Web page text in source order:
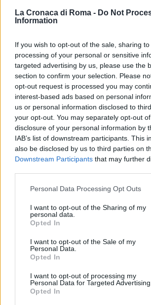
La Cronaca di Roma - Do Not
Information
If you wish to opt-out of the sale, sharing
processing of your personal or sensitive
targeted advertising by us, please use the
section to confirm your selection. Please
opt-out request is processed you may
interest-based ads based on personal
us or personal information disclosed to
your opt-out. You may separately opt-out
disclosure of your personal information by
IAB’s list of downstream participants. This
also be disclosed by us to third parties on
Downstream Participants that may further
Please note that this website/app uses one
not limited to your visit or usage behaviour.
grant or deny consent to Google and its
use your data for below specified purposes
consent section.
Personal Data Processing Opt Outs
I want to opt-out of the Sharing of my
personal data.
Opted In
I want to opt-out of the Sale of my
Personal Data.
Opted In
I want to opt-out of processing my
Personal Data for Targeted Advertising.
Opted In
fantasmi(Einaudi, 2018).
Teatro Biblioteca Quarticciolo ,
Castellaneta 10, il 9 febbraio alle 18
proiezioneLaragazza nella nebbia,
Donato Carrisi (2017). Un cast
da Toni Servillo
,al fianco di Jean
Boni. AllaBiblioteca Gianni Rodari,
237/A, il 4 febbraio alle 17 si proietta
figliadi Muylaert Anna (2015), il 7
17proiezione film Il GGG. Il Grande
regia di Steven Spielberg (2016).
venerdì mattina a partire dalle 9 in
Biblioteca Rugantino,via
febbraio alle 17.30 presentazione dei
(2017)eSangue sul Foro (2018).
INOLTRE
Municipio VII.